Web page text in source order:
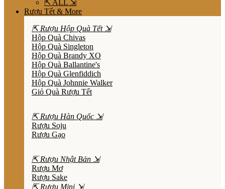
⇱ ALL ⇲
Rượu Tết & More
⇱ Rượu Hộp Quà Tết ⇲
Hộp Quà Chivas
Hộp Quà Singleton
Hộp Quà Brandy XO
Hộp Quà Ballantine's
Hộp Quà Glenfiddich
Hộp Quà Johnnie Walker
Giỏ Quà Rượu Tết
⇱ Rượu Hàn Quốc ⇲
Rượu Soju
Rượu Gạo
⇱ Rượu Nhật Bản ⇲
Rượu Mơ
Rượu Sake
⇱ Rượu Mini ⇲